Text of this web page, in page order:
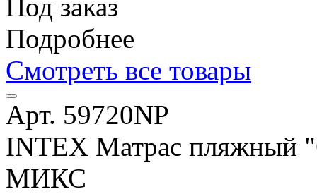
Под заказ
Подробнее
Смотреть все товары
Арт. 59720NP
INTEX Матрас пляжный
МИКС